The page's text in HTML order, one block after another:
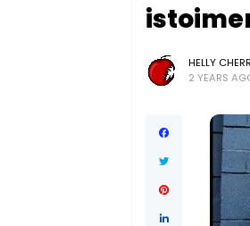
HELLY
2 YEARS